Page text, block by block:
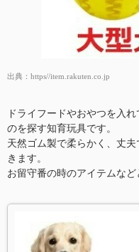
出典： https//item.rakuten.co.jp
ドライフードやおやつを入
のを探す知育玩具です。
天然ゴム製で柔らかく、丈
きます。
お留守番の時のアイテムなど